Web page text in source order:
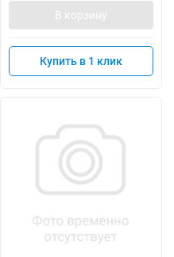
В корзину
Купить в 1 клик